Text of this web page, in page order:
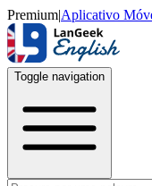
Premium|Aplicativo
Toggle navigation